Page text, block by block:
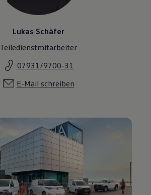
Lukas Schäfer
Teiledienstmitarbeiter
07931/9700-31
E-Mail schreiben